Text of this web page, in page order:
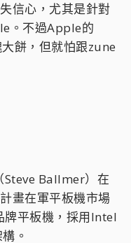
信心，尤其是針對
。不過Apple的
餅，但就怕跟zune
Steve Ballmer）在
畫在軍平板機市場
牌平板機，採用Intel
。